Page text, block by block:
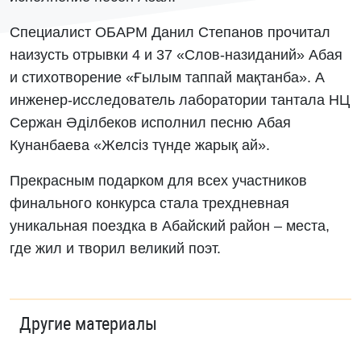
Специалист ОБАРМ Данил Степанов прочитал
наизусть отрывки 4 и 37 «Слов-назиданий» Абая
и стихотворение «Ғылым таппай мақтанба». А
инженер-исследователь лаборатории тантала НЦ
Сержан Әділбеков исполнил песню Абая
Кунанбаева «Желсіз түнде жарық ай».
Прекрасным подарком для всех участников
финального конкурса стала трехдневная
уникальная поездка в Абайский район – места,
где жил и творил великий поэт.
Другие материалы